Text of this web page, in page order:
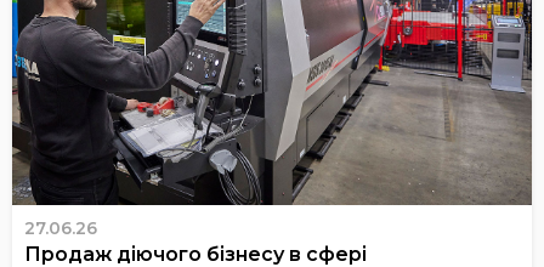
27.06.26
Продаж діючого бізнесу в сфері